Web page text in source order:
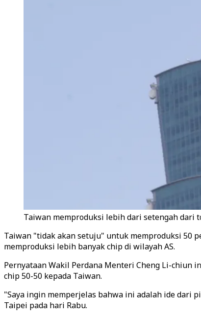
Taiwan memproduksi lebih dari setengah dari
Taiwan "tidak akan setuju" untuk memproduksi 50
memproduksi lebih banyak chip di wilayah AS.
Pernyataan Wakil Perdana Menteri Cheng Li-chiun
chip 50-50 kepada Taiwan.
"Saya ingin memperjelas bahwa ini adalah ide dari
Taipei pada hari Rabu.